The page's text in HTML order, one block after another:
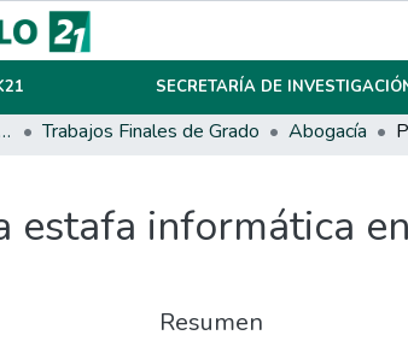
SECRETARÍA DE
Y Posgrado Trabajos Finales de Grado Abogacía
estafa informática
Resumen